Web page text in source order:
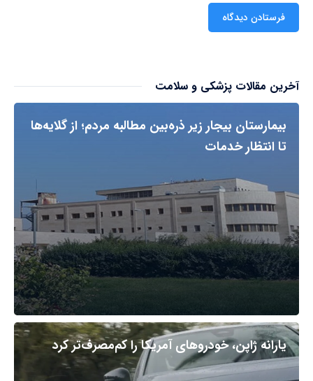
آخرین مقالات پزشکی و سلامت
بیمارستان بیجار زیر ذره‌بین مطالبه مردم؛ از گلایه‌ها
تا انتظار خدمات
یارانه ژاپن، خودروهای آمریکا را کم‌مصرف‌تر کرد